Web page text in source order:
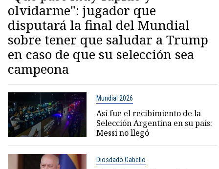
olvidarme": jugador que
disputará la final del Mundial
sobre tener que saludar a Trump
en caso de que su selección sea
campeona
Mundial 2026
Así fue el recibimiento de la
Selección Argentina en su país:
Messi no llegó
Diosdado Cabello